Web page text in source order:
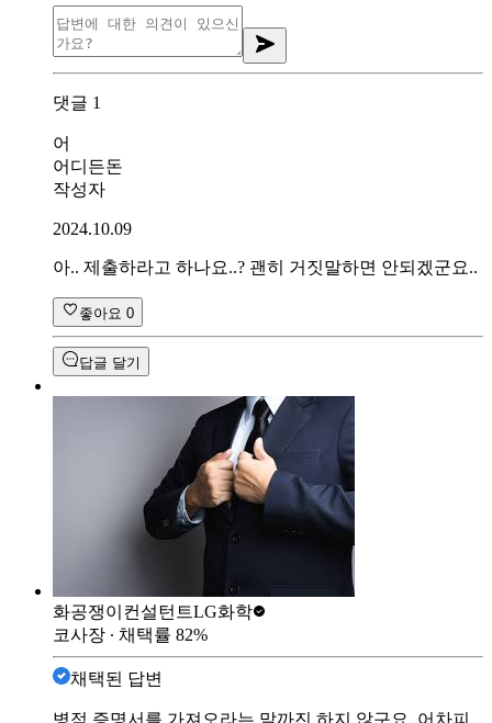
댓글 1
어
어디든돈
작성자
2024.10.09
아.. 제출하라고 하나요..? 괜히 거짓말하면 안되겠군요..
좋아요 0
답글 달기
화공쟁이컨설턴트LG화학
코사장 ∙ 채택률 82%
채택된 답변
병적 증명서를 가져오라는 말까진 하지 않구요. 어차피